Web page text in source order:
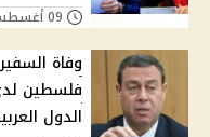
وفاة
فلسطين
الدول